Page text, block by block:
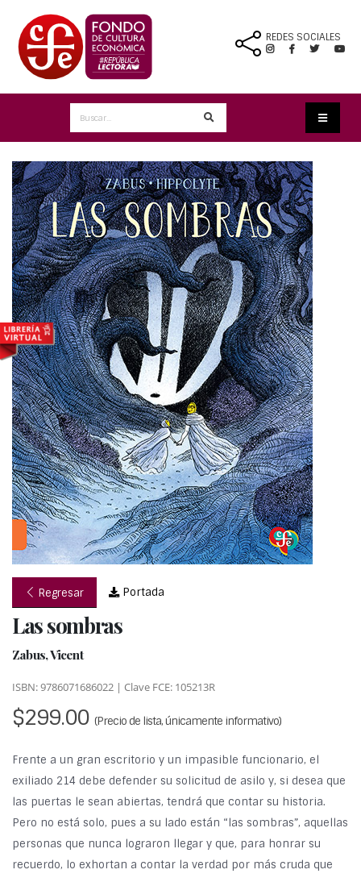
REDES SOCIALES
Regresar Portada
Las sombras
Zabus, Vicent
ISBN: 9786071686022 | Clave FCE: 105213R
$299.00 (Precio de lista, únicamente informativo)
Frente a un gran escritorio y un impasible funcionario, el
exiliado 214 debe defender su solicitud de asilo y, si desea que
las puertas le sean abiertas, tendrá que contar su historia.
Pero no está solo, pues a su lado están “las sombras”, aquellas
personas que nunca lograron llegar y que, para honrar su
recuerdo, lo exhortan a contar la verdad por más cruda que